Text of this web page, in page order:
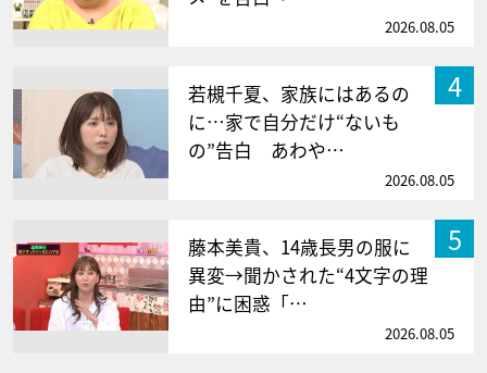
2026.08.05
4
若槻千夏、家族にはあるの
に…家で自分だけ“ないも
の”告白 あわや…
2026.08.05
5
藤本美貴、14歳長男の服に
異変→聞かされた“4文字の理
由”に困惑「…
2026.08.05